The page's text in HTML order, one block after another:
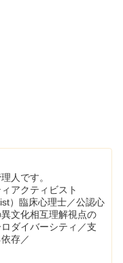
人です。
アクティビスト
）臨床心理士／公認心
文化相互理解視点の
ダイバーシティ／支
存／